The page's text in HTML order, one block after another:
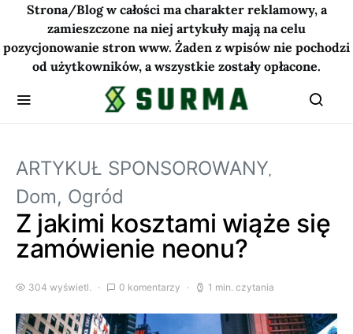
Strona/Blog w całości ma charakter reklamowy, a
zamieszczone na niej artykuły mają na celu
pozycjonowanie stron www. Żaden z wpisów nie pochodzi
od użytkowników, a wszystkie zostały opłacone.
ARTYKUŁ SPONSOROWANY
Dom, Ogród
Z jakimi kosztami wiąże się
zamówienie neonu?
304 wyświetl. 0 komentarzy 1 min. czytania